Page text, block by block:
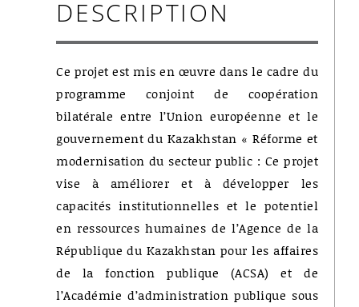
DESCRIPTION
Ce projet est mis en œuvre dans le cadre du
programme conjoint de coopération
bilatérale entre l’Union européenne et le
gouvernement du Kazakhstan « Réforme et
modernisation du secteur public : Ce projet
vise à améliorer et à développer les
capacités institutionnelles et le potentiel
en ressources humaines de l’Agence de la
République du Kazakhstan pour les affaires
de la fonction publique (ACSA) et de
l’Académie d’administration publique sous